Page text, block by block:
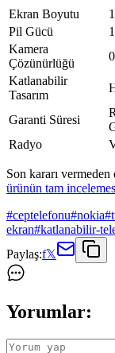
Ekran Boyutu
Pil Gücü
Kamera
Çözünürlüğü
Katlanabilir
Tasarım
Garanti Süresi
Radyo
Son kararı vermeden
ürünün tam
#ceptelefonu#nokia#
ekran#katlanabilir-
Paylaş:f𝕏
Yorumlar: